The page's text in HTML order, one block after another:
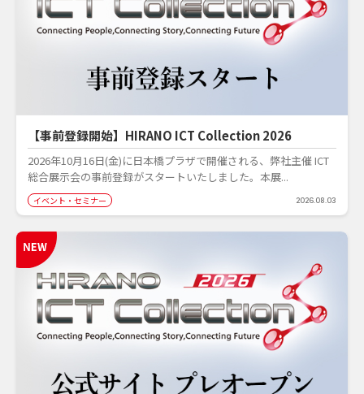
【事前登録開始】HIRANO ICT Collection 2026
2026年10月16日(金)に日本橋プラザで開催される、弊社主催 ICT
総合展示会の事前登録がスタートいたしました。本展...
イベント・セミナー 2026.08.03